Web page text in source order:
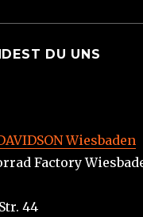
DU UNS
Wiesbaden
Factory
44